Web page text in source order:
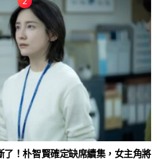
了！朴智賢確定缺席續集，女主角將